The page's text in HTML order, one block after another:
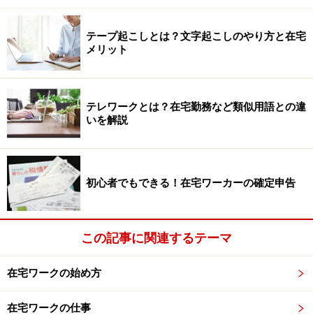
あれば、すぐに消費者センターに相談させましょう。
次ページ →奥様に個人事業主の自覚はありますか？
※記事内容は執筆時点のものです。最新の内容をご確認くださ
い。
テープ起こしとは？文字起こしのやり方と在宅
メリット
テレワークとは？在宅勤務など類似用語との違
いを解説
初心者でもできる！在宅ワーカーの確定申告
この記事に関連するテーマ
在宅ワークの始め方
在宅ワークの仕事